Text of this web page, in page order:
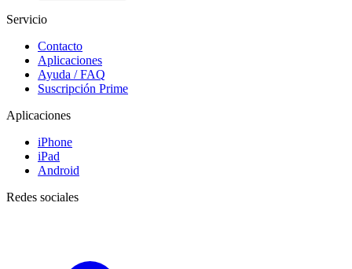
Servicio
Contacto
Aplicaciones
Ayuda / FAQ
Suscripción Prime
Aplicaciones
iPhone
iPad
Android
Redes sociales